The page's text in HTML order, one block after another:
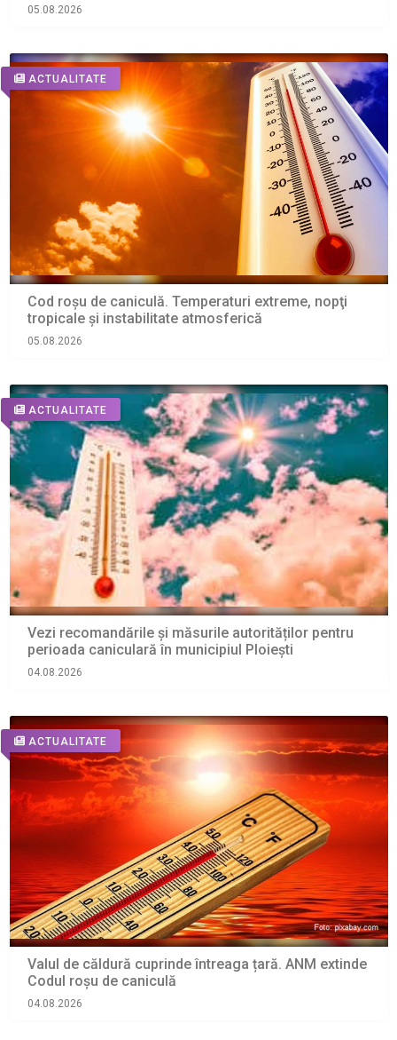
05.08.2026
ACTUALITATE
Cod roșu de caniculă. Temperaturi extreme, nopţi
tropicale şi instabilitate atmosferică
05.08.2026
ACTUALITATE
Vezi recomandările și măsurile autorităților pentru
perioada caniculară în municipiul Ploiești
04.08.2026
ACTUALITATE
Valul de căldură cuprinde întreaga țară. ANM extinde
Codul roșu de caniculă
04.08.2026